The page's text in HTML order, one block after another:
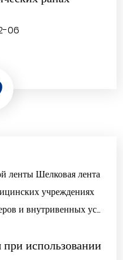
06
ленты Шелковая лента
учреждениях
и внутривенных ус...
использовании